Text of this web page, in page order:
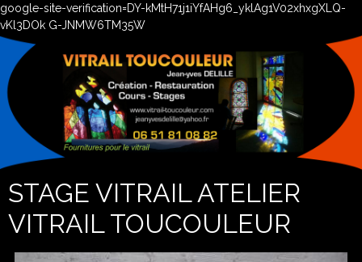
google-site-verification=DY-kMtH71j1iYfAHg6_yklAg1V02xhxgXLQ-
vKl3DOk G-JNMW6TM35W
STAGE VITRAIL ATELIER
VITRAIL TOUCOULEUR